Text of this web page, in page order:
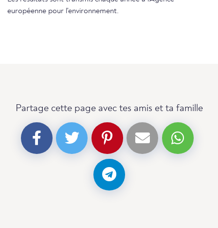
européenne pour l'environnement.
Partage cette page avec tes amis et ta famille